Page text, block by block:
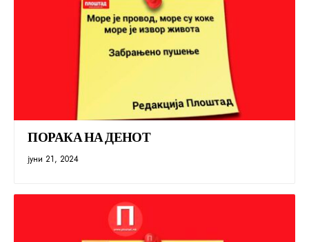
ПОРАКА НА ДЕНОТ
јуни 21, 2024